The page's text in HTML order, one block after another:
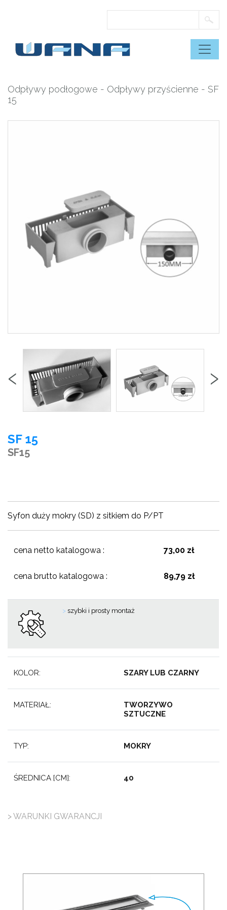
Odpływy podłogowe - Odpływy przyścienne - SF
15
‹ ›
SF 15
SF15
Syfon duży mokry (SD) z sitkiem do P/PT
cena netto katalogowa : 73,00 zł
cena brutto katalogowa : 89,79 zł
>szybki i prosty montaż
KOLOR: SZARY LUB CZARNY
MATERIAŁ:
TWORZYWO
SZTUCZNE
TYP: MOKRY
ŚREDNICA [CM]: 40
> WARUNKI GWARANCJI